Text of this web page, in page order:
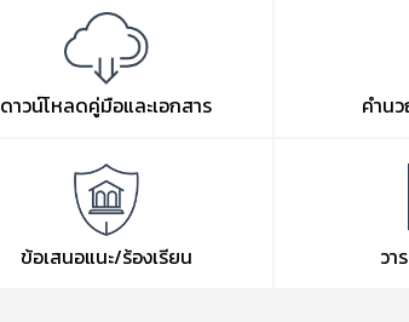
ดาวน์โหลดคู่มือและเอกสาร คำน
ข้อเสนอแนะ/ร้องเรียน วา